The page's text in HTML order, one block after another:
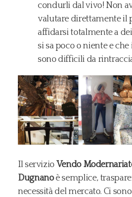
condurli dal vivo! Non
valutare direttamente il
affidarsi totalmente a
si sa poco o niente e
sono difficili da
Il servizioVendo
Dugnanoè semplice,
necessità del mercato. Ci